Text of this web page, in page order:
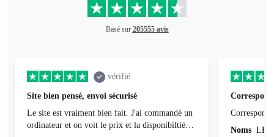
Basé sur 205555 avis
vérifié
Site bien pensé, envoi sécurisé
Le site est vraiment bien fait. J'ai commandé un
ordinateur et on voit le prix et la disponibiltié
Correspond
Noms LEO